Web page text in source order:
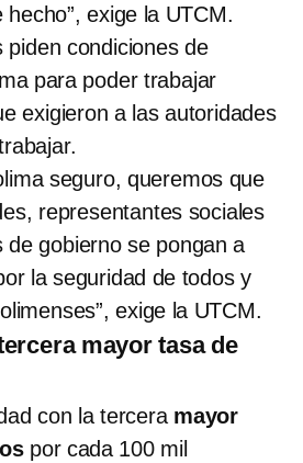
exige la UTCM.
piden condiciones de
para poder trabajar
exigieron a las autoridades
seguro, queremos que
representantes sociales
de gobierno se pongan a
la seguridad de todos y
exige la UTCM.
mayor tasa de
con la tercera mayor
por cada 100 mil